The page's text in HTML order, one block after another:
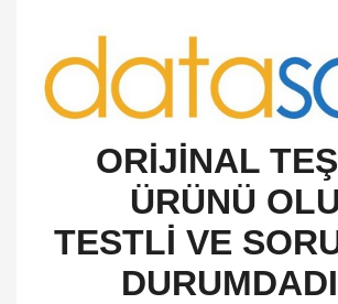
ORİJİNAL
ÜRÜNÜ
TESTLİ VE